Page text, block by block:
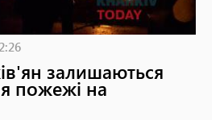
залишаються
пожежі на